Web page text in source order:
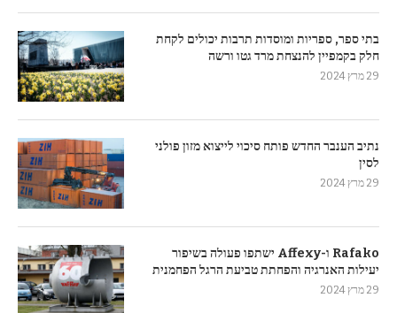
בתי ספר, ספריות ומוסדות תרבות יכולים לקחת
חלק בקמפיין להנצחת מרד גטו ורשה
29 מרץ 2024
נתיב הענבר החדש פותח סיכוי לייצוא מזון פולני
לסין
29 מרץ 2024
Rafako ו-Affexy ישתפו פעולה בשיפור
יעילות האנרגיה והפחתת טביעת הרגל הפחמנית
29 מרץ 2024